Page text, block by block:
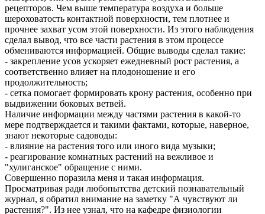
рецепторов. Чем выше температура воздуха и больше
шероховатость контактной поверхности, тем плотнее и
прочнее захват усом этой поверхности. Из этого наблюдения
сделал вывод, что все части растения в этом процессе
обмениваются информацией. Общие выводы сделал такие:
- закрепление усов ускоряет ежедневный рост растения, а
соответственно влияет на плодоношение и его
продолжительность;
- сетка помогает формировать крону растения, особенно при
выдвижении боковых ветвей.
Наличие информации между частями растения в какой-то
мере подтверждается и такими фактами, которые, наверное,
знают некоторые садоводы:
- влияние на растения того или иного вида музыки;
- реагирование комнатных растений на вежливое и
"хулиганское" обращение с ними.
Совершенно поразила меня и такая информация.
Просматривая ради любопытства детский познавательный
журнал, я обратил внимание на заметку "А чувствуют ли
растения?". Из нее узнал, что на кафедре физиологии